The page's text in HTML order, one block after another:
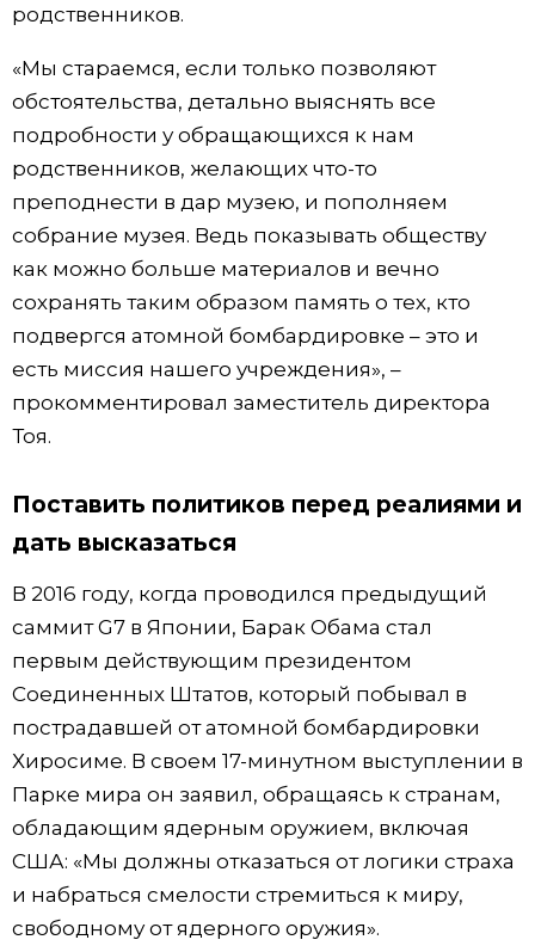
родственников.
«Мы стараемся, если только позволяют
обстоятельства, детально выяснять все
подробности у обращающихся к нам
родственников, желающих что-то
преподнести в дар музею, и пополняем
собрание музея. Ведь показывать обществу
как можно больше материалов и вечно
сохранять таким образом память о тех, кто
подвергся атомной бомбардировке – это и
есть миссия нашего учреждения», –
прокомментировал заместитель директора
Тоя.
Поставить политиков перед реалиями и
дать высказаться
В 2016 году, когда проводился предыдущий
саммит G7 в Японии, Барак Обама стал
первым действующим президентом
Соединенных Штатов, который побывал в
пострадавшей от атомной бомбардировки
Хиросиме. В своем 17-минутном выступлении в
Парке мира он заявил, обращаясь к странам,
обладающим ядерным оружием, включая
США: «Мы должны отказаться от логики страха
и набраться смелости стремиться к миру,
свободному от ядерного оружия».